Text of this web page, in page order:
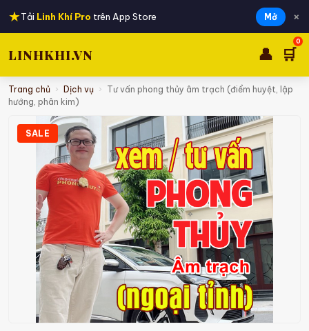
★Tải Linh Khí Pro trên App Store Mở ×
LINHKHI.VN 👤 🛒
0
Trang chủ › Dịch vụ › Tư vấn phong thủy âm trạch (điểm huyệt, lập
hướng, phân kim)
SALE